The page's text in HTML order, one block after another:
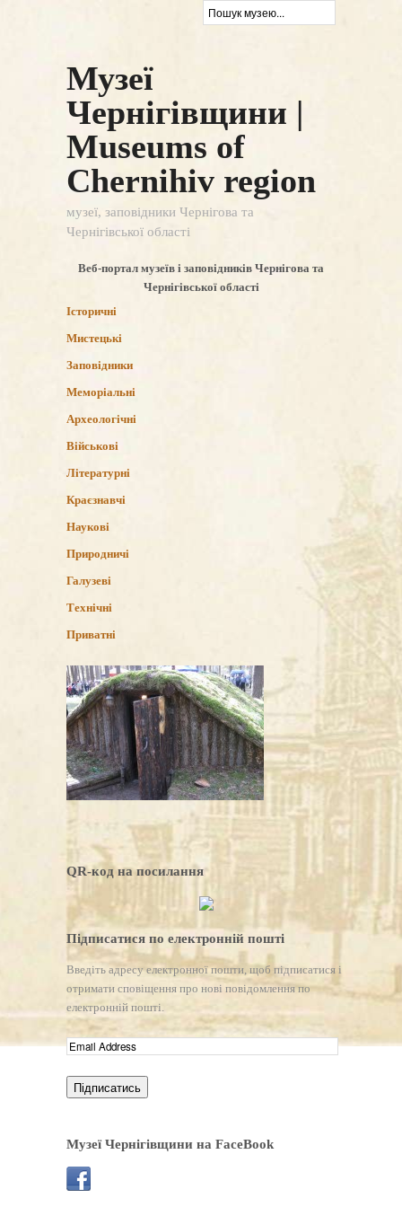
Музеї
Чернігівщини |
Museums of
Chernihiv region
музеї, заповідники Чернігова та
Чернігівської області
Веб-портал музеїв і заповідників Чернігова та
Чернігівської області
Історичні
Мистецькі
Заповідники
Меморіальні
Археологічні
Військові
Літературні
Краєзнавчі
Наукові
Природничі
Галузеві
Технічні
Приватні
QR-код на посилання
Підписатися по електронній пошті
Введіть адресу електронної пошти, щоб підписатися і
отримати сповіщення про нові повідомлення по
електронній пошті.
Музеї Чернігівщини на FaceBook